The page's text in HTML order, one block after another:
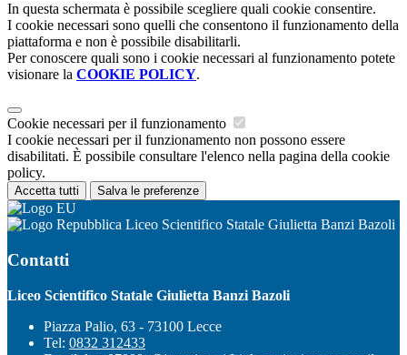
In questa schermata è possibile scegliere quali cookie consentire.
I cookie necessari sono quelli che consentono il funzionamento della
piattaforma e non è possibile disabilitarli.
Per conoscere quali sono i cookie necessari al funzionamento potete
visionare la COOKIE POLICY.
Cookie necessari per il funzionamento
I cookie necessari per il funzionamento non possono essere
disabilitati. È possibile consultare l'elenco nella pagina della cookie
policy.
Accetta tutti Salva le preferenze
Liceo Scientifico Statale Giulietta Banzi Bazoli
Contatti
Liceo Scientifico Statale Giulietta Banzi Bazoli
Piazza Palio, 63 - 73100 Lecce
Tel: 0832 312433